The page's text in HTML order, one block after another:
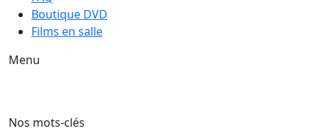
Boutique DVD
Films en salle
Menu
Nos mots-clés